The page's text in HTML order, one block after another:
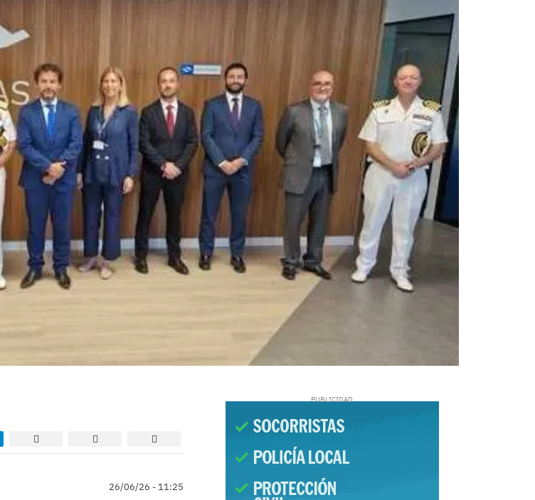
26/06/26 - 11:25